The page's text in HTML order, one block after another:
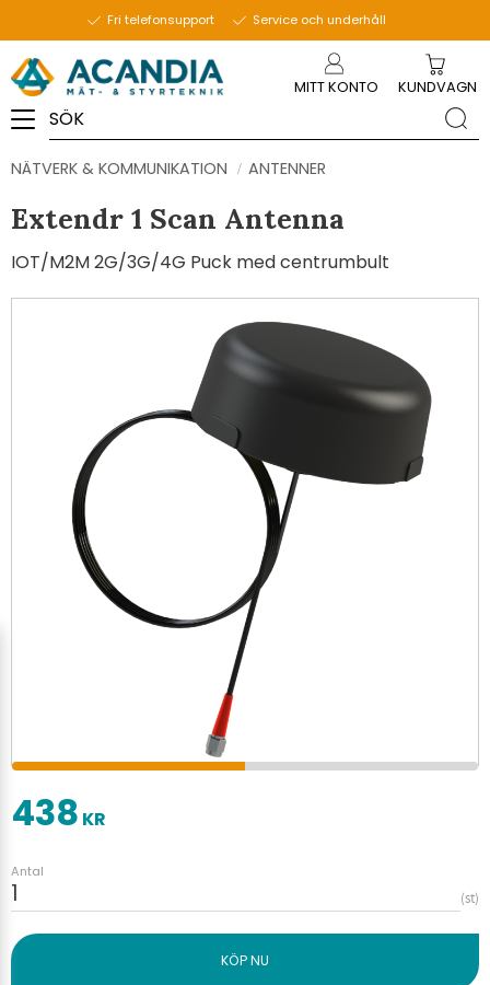
Fri telefonsupport Service och underhåll
MITT KONTO KUNDVAGN
NÄTVERK & KOMMUNIKATION ANTENNER
Extendr 1 Scan Antenna
IOT/M2M 2G/3G/4G Puck med centrumbult
438 KR
Antal
st